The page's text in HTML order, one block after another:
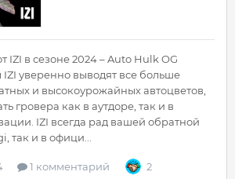
IZI в сезоне 2024 – Auto Hulk OG
уверенно выводят все больше
и высокоурожайных автоцветов,
гровера как в аутдоре, так и в
IZI всегда рад вашей обратной
так и в офици...
1 комментарий 2